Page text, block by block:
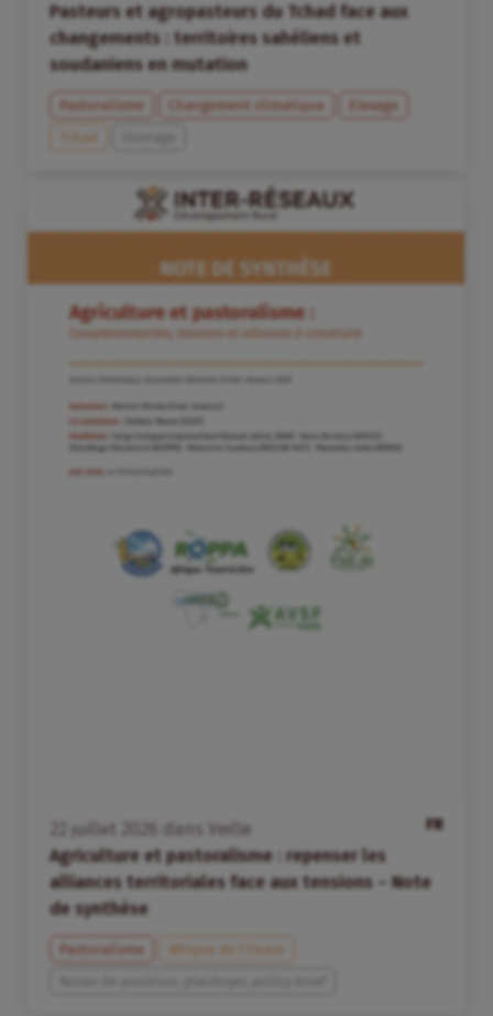
Pasteurs et agropasteurs du Tchad face aux
changements : territoires sahéliens et
soudaniens en mutation
Pastoralisme Changement climatique
Elevage
Tchad
FR
juillet dans
Veille
Agriculture et pastoralisme : repenser les
alliances territoriales face aux tensions – Note
de synthèse
Pastoralisme
Afrique de l’Ouest